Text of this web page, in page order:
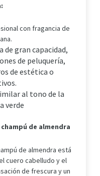
con fragancia de
de gran capacidad,
de peluquería,
de estética o
al tono de la
verde
de almendra
de almendra está
cuero cabelludo y el
de frescura y un